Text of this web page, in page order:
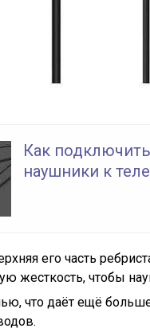
Как
наушники к
его часть
жесткость, чтобы
что даёт ещё